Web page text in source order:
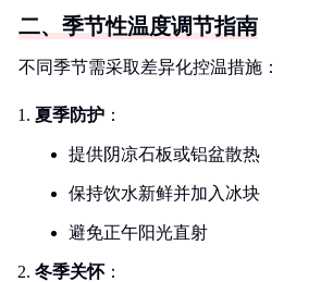
二、季节性温度调节指南
不同季节需采取差异化控温措施：
夏季防护 ：
提供阴凉石板或铝盆散热
保持饮水新鲜并加入冰块
避免正午阳光直射
冬季关怀：